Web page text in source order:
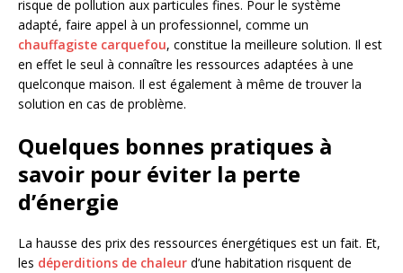
risque de pollution aux particules fines. Pour le système
adapté, faire appel à un professionnel, comme un
chauffagiste carquefou, constitue la meilleure solution. Il est
en effet le seul à connaître les ressources adaptées à une
quelconque maison. Il est également à même de trouver la
solution en cas de problème.
Quelques bonnes pratiques à
savoir pour éviter la perte
d’énergie
La hausse des prix des ressources énergétiques est un fait. Et,
les déperditions de chaleur d’une habitation risquent de